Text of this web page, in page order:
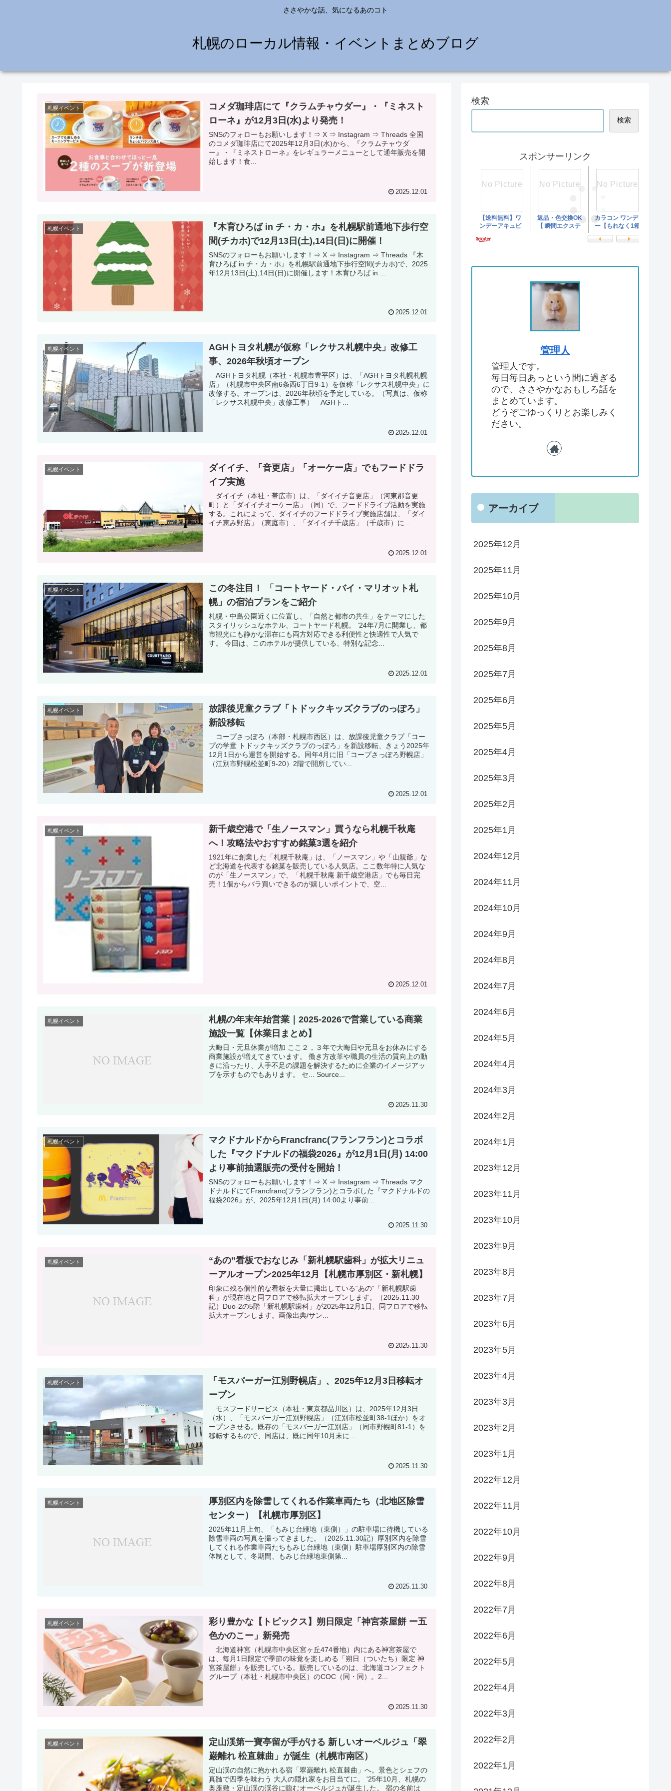
ささやかな話、気になるあのコト
札幌のローカル情報・イベントまとめブログ
札幌イベント
コメダ珈琲店にて『クラムチャウダー』・『ミネスト
ローネ』が12月3日(水)より発売！
SNSのフォローもお願いします！⇒ X ⇒ Instagram ⇒ Threads 全国
のコメダ珈琲店にて2025年12月3日(水)から、『クラムチャウダ
ー』・『ミネストローネ』をレギュラーメニューとして通年販売を開
始します！食...
2025.12.01
札幌イベント
『木育ひろば in チ・カ・ホ』を札幌駅前通地下歩行空
間(チカホ)で12月13日(土),14日(日)に開催！
SNSのフォローもお願いします！⇒ X ⇒ Instagram ⇒ Threads 『木
育ひろば in チ・カ・ホ』を札幌駅前通地下歩行空間(チカホ)で、2025
年12月13日(土),14日(日)に開催します！木育ひろば in ...
2025.12.01
札幌イベント
AGHトヨタ札幌が仮称「レクサス札幌中央」改修工
事、2026年秋頃オープン
AGHトヨタ札幌（本社・札幌市豊平区）は、「AGHトヨタ札幌札幌
店」（札幌市中央区南6条西6丁目9-1）を仮称「レクサス札幌中央」に
改修する。オープンは、2026年秋頃を予定している。（写真は、仮称
「レクサス札幌中央」改修工事） AGHト...
2025.12.01
札幌イベント
ダイイチ、「音更店」「オーケー店」でもフードドラ
イブ実施
ダイイチ（本社・帯広市）は、「ダイイチ音更店」（河東郡音更
町）と「ダイイチオーケー店」（同）で、フードドライブ活動を実施
する。これによって、ダイイチのフードドライブ実施店舗は、「ダイ
イチ恵み野店」（恵庭市）、「ダイイチ千歳店」（千歳市）に...
2025.12.01
札幌イベント
この冬注目！ 「コートヤード・バイ・マリオット札
幌」の宿泊プランをご紹介
札幌・中島公園近くに位置し、「自然と都市の共生」をテーマにした
スタイリッシュなホテル、コートヤード札幌。 ’24年7月に開業し、都
市観光にも静かな滞在にも両方対応できる利便性と快適性で人気で
す。 今回は、このホテルが提供している、特別な記念...
2025.12.01
札幌イベント
放課後児童クラブ「トドックキッズクラブのっぽろ」
新設移転
コープさっぽろ（本部・札幌市西区）は、放課後児童クラプ「コー
プの学童 トドックキッズクラブのっぽろ」を新設移転、きょう2025年
12月1日から運営を開始する。同年4月に旧「コープさっぽろ野幌店」
（江別市野幌松並町9-20）2階で開所してい...
2025.12.01
札幌イベント
新千歳空港で「生ノースマン」買うなら札幌千秋庵
へ！攻略法やおすすめ銘菓3選を紹介
1921年に創業した「札幌千秋庵」は、「ノースマン」や「山親爺」な
ど北海道を代表する銘菓を販売している人気店。ここ数年特に人気な
のが「生ノースマン」で、「札幌千秋庵 新千歳空港店」でも毎日完
売！1個からバラ買いできるのが嬉しいポイントで、空...
2025.12.01
札幌イベント
札幌の年末年始営業｜2025-2026で営業している商業
施設一覧【休業日まとめ】
大晦日・元旦休業が増加 ここ２，３年で大晦日や元旦をお休みにする
商業施設が増えてきています。 働き方改革や職員の生活の質向上の動
きに沿ったり、人手不足の課題を解決するために企業のイメージアッ
プを示すものでもあります。 セ... Source...
2025.11.30
札幌イベント
マクドナルドからFrancfranc(フランフラン)とコラボ
した『マクドナルドの福袋2026』が12月1日(月) 14:00
より事前抽選販売の受付を開始！
SNSのフォローもお願いします！⇒ X ⇒ Instagram ⇒ Threads マク
ドナルドにてFrancfranc(フランフラン)とコラボした『マクドナルドの
福袋2026』が、2025年12月1日(月) 14:00より事前...
2025.11.30
札幌イベント
“あの”看板でおなじみ「新札幌駅歯科」が拡大リニュ
ーアルオープン2025年12月【札幌市厚別区・新札幌】
印象に残る個性的な看板を大量に掲出している“あの”「新札幌駅歯
科」が現在地と同フロアで移転拡大オープンします。（2025.11.30
記）Duo-2の5階「新札幌駅歯科」が2025年12月1日、同フロアで移転
拡大オープンします。画像出典/サン...
2025.11.30
札幌イベント
「モスバーガー江別野幌店」、2025年12月3日移転オ
ープン
モスフードサービス（本社・東京都品川区）は、2025年12月3日
（水）、「モスバーガー江別野幌店」（江別市松並町38-1ほか）をオ
ープンさせる。既存の「モスバーガー江別店」（同市野幌町81-1）を
移転するもので、同店は、既に同年10月末に...
2025.11.30
札幌イベント
厚別区内を除雪してくれる作業車両たち（北地区除雪
センター）【札幌市厚別区】
2025年11月上旬、「もみじ台緑地（東側）」の駐車場に待機している
除雪車両の写真を撮ってきました。（2025.11.30記）厚別区内を除雪
してくれる作業車両たちもみじ台緑地（東側）駐車場厚別区内の除雪
体制として、冬期間、もみじ台緑地東側第...
2025.11.30
札幌イベント
彩り豊かな【トピックス】朔日限定「神宮茶屋餅 ー五
色かのこー」新発売
北海道神宮（札幌市中央区宮ヶ丘474番地）内にある神宮茶屋で
は、毎月1日限定で季節の味覚を楽しめる「朔日（ついたち）限定 神
宮茶屋餅」を販売している。販売しているのは、北海道コンフェクト
グループ（本社・札幌市中央区）のCOC（同・同）。2...
2025.11.30
札幌イベント
定山渓第一寶亭留が手がける 新しいオーベルジュ「翠
巌離れ 松直棘曲」が誕生（札幌市南区）
定山渓の自然に抱かれる宿「翠巌離れ 松直棘曲」へ。景色とシェフの
真髄で四季を味わう 大人の隠れ家をお目当てに。 '25年10月、札幌の
奥座敷・定山渓の渓谷に臨むオーベルジュが誕生した。 宿の名前は
検索
検索
スポンサーリンク
管理人
管理人です。
毎日毎日あっという間に過ぎる
ので、ささやかなおもしろ話を
まとめています。
どうぞごゆっくりとお楽しみく
ださい。
アーカイブ
2025年12月
2025年11月
2025年10月
2025年9月
2025年8月
2025年7月
2025年6月
2025年5月
2025年4月
2025年3月
2025年2月
2025年1月
2024年12月
2024年11月
2024年10月
2024年9月
2024年8月
2024年7月
2024年6月
2024年5月
2024年4月
2024年3月
2024年2月
2024年1月
2023年12月
2023年11月
2023年10月
2023年9月
2023年8月
2023年7月
2023年6月
2023年5月
2023年4月
2023年3月
2023年2月
2023年1月
2022年12月
2022年11月
2022年10月
2022年9月
2022年8月
2022年7月
2022年6月
2022年5月
2022年4月
2022年3月
2022年2月
2022年1月